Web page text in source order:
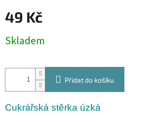
49 Kč
cena:
Skladem
Přidat do košíku
Cukrářská stěrka úzká